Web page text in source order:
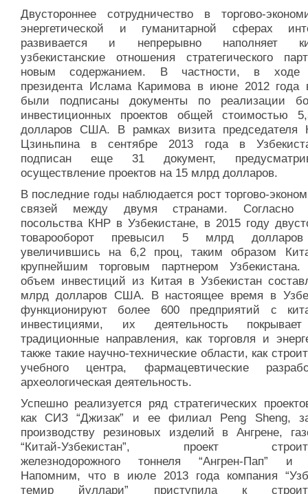
Двустороннее сотрудничество в торгово-
энергетической и гуманитарной сферах
развивается и непрерывно наполняет
узбекистанские отношения стратегического
новым содержанием. В частности, в ходе
президента Ислама Каримова в июне 2012 года
были подписаны документы по реализации
инвестиционных проектов общей стоимостью
долларов США. В рамках визита
Цзиньпина в сентябре 2013 года в
подписан еще 31 документ,
осуществление проектов на 15 млрд долларов.
В последние годы наблюдается рост торгово-
связей между двумя странами. Согласно
посольства КНР в Узбекистане, в 2015 году
товарооборот превысил 5 млрд
увеличившись на 6,2 проц, таким образом
крупнейшим торговым партнером
объем инвестиций из Китая в Узбекистан
млрд долларов США. В настоящее время в
функционируют более 600 предприятий с
инвестициями, их деятельность
традиционные направления, как торговля и
также такие научно-технические области, как
учебного центра, фармацевтические
археологическая деятельность.
Успешно реализуется ряд стратегических
как СИЗ “Джизак” и ее филиал Peng Sheng,
производству резиновых изделий в Ангрене,
“Китай-Узбекистан”, проект
железнодорожного тоннеля “Ангрен-Пап” и
Напомним, что в июле 2013 года компания
темир йуллари” приступила к